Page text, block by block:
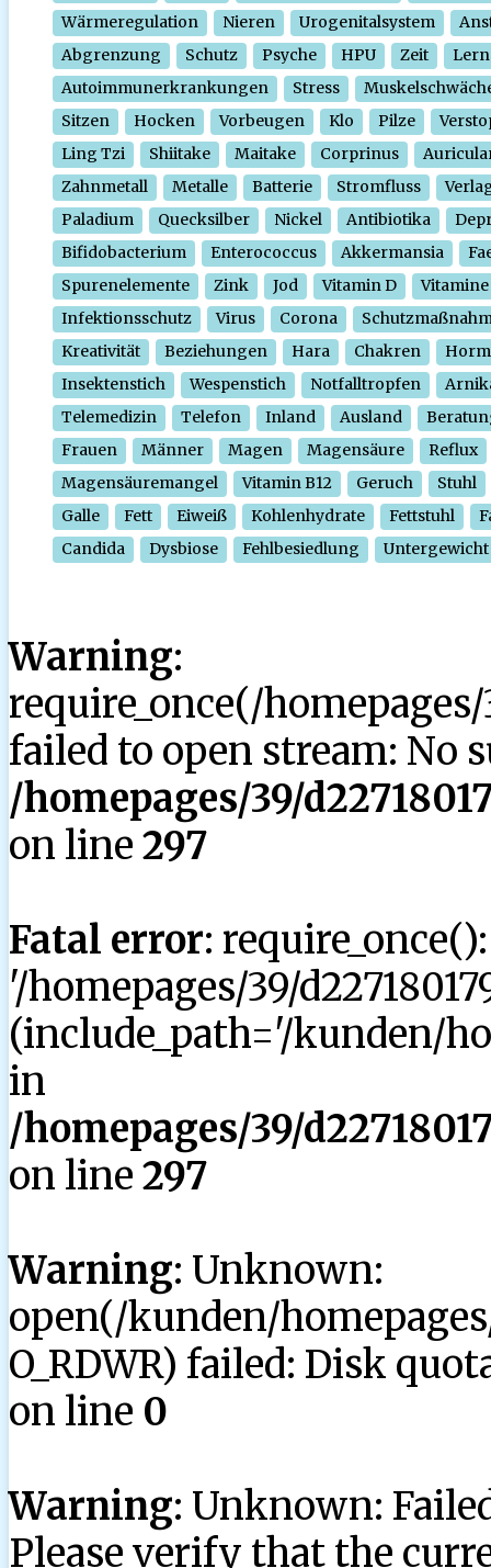
Wärmeregulation
Nieren Urogenitalsystem
Abgrenzung
Schutz Psyche HPU Zeit
Autoimmunerkrankungen
Stress
Sitzen
Hocken Vorbeugen Klo Pilze
Ling Tzi
Shiitake Maitake Corprinus
Zahnmetall
Metalle Batterie Stromfluss
Paladium
Quecksilber Nickel Antibiotika
Bifidobacterium
Enterococcus Akkermansia
Spurenelemente
Zink Jod Vitamin D
Vitamine
Infektionsschutz
Virus Corona
Kreativität
Beziehungen Hara Chakren
Insektenstich
Wespenstich Notfalltropfen
Telemedizin
Telefon Inland Ausland
Frauen
Männer Magen Magensäure
Reflux
Magensäuremangel
Vitamin B12 Geruch
Stuhl
Galle
Fett Eiweiß Kohlenhydrate Fettstuhl
Candida
Dysbiose Fehlbesiedlung Untergewicht
Warning:
require_once(/
failed to open stream: No
/homepages/39/
on line 297
Fatal error:
'/homepages/39/
(include_path='/kunden/
in
/homepages/39/
on line 297
Warning: Unknown:
open(/kunden/homepages/
O_RDWR) failed: Disk
on line 0
Warning: Unknown:
Please verify that the